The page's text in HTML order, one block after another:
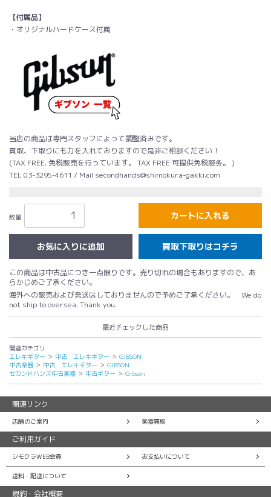
【付属品】
・オリジナルハードケース付属
当店の商品は専門スタッフによって調整済みです。
買取、下取りにも力を入れておりますので是非ご相談ください！
(TAX FREE. 免税販売を行っています。 TAX FREE 可提供免税服务。 )
TEL 03-3295-4611 / Mail secondhands@shimokura-gakki.com
数量 カートに入れる
買取下取りはコチラ
この商品は中古品につき一点限りです。売り切れの場合もありますので、あ
らかじめご了承ください。
海外への販売および発送はしておりませんので予めご了承ください。 We do
not ship to oversea. Thank you.
最近チェックした商品
関連カテゴリ
エレキギター ＞ 中古 エレキギター ＞ GIBSON
中古楽器 ＞ 中古 エレキギター ＞ GIBSON
セカンドハンズ中古楽器 ＞ 中古ギター ＞ Gibson
関連リンク
店舗のご案内 楽器買取
ご利用ガイド
シモクラWEB会員 お支払いについて
送料・配送について
規約・会社概要